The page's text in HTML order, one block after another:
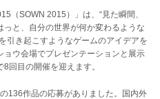
（SOWN 2015）」は、“見た瞬間、
と、自分の世界が何か変わるような
引き起こすようなゲームのアイデアを
ウ会場でプレゼンテーションと展示
回目の開催を迎えます。
136作品の応募がありました。国内外